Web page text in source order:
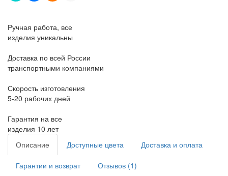
Ручная работа, все
изделия уникальны
Доставка по всей России
транспортными компаниями
Скорость изготовления
5-20 рабочих дней
Гарантия на все
изделия 10 лет
Описание
Доступные цвета Доставка и оплата
Гарантии и возврат Отзывов (1)